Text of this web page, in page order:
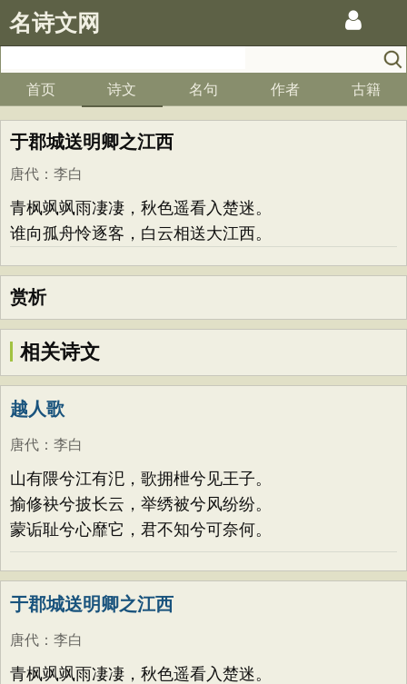
名诗文网
首页 诗文 名句 作者 古籍
于郡城送明卿之江西
唐代 ： 李白
青枫飒飒雨凄凄，秋色遥看入楚迷。
谁向孤舟怜逐客，白云相送大江西。
赏析
相关诗文
越人歌
唐代 ： 李白
山有隈兮江有汜，歌拥枻兮见王子。
揄修袂兮披长云，举绣被兮风纷纷。
蒙诟耻兮心靡它，君不知兮可奈何。
于郡城送明卿之江西
唐代 ： 李白
青枫飒飒雨凄凄，秋色遥看入楚迷。